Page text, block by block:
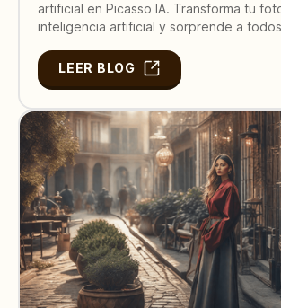
artificial en Picasso IA. Transforma tu
inteligencia artificial y sorprende a
LEER BLOG